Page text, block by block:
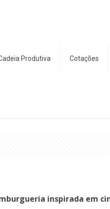
Produtiva Cotações
inspirada em